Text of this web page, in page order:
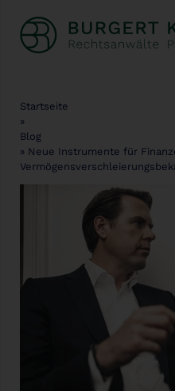
Startseite
»
Blog
» Neue Instrumente für